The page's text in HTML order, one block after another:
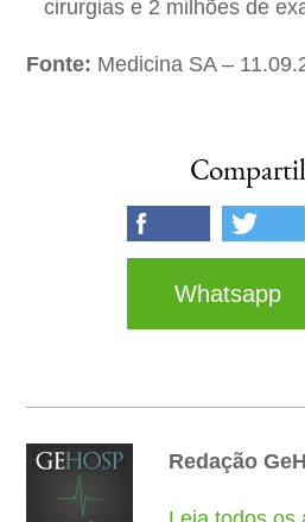
cirurgias e 2 milhões de
Fonte: Medicina SA –
Whatsapp
Redação